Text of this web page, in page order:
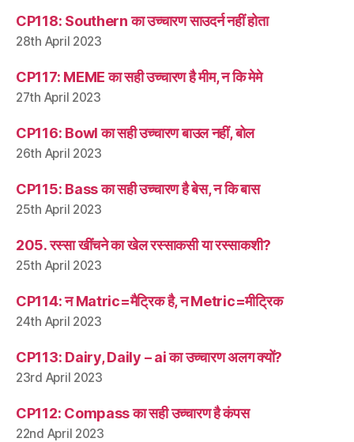
CP118: Southern का उच्चारण साउदर्न नहीं होता
28th April 2023
CP117: MEME का सही उच्चारण है मीम, न कि मेमे
27th April 2023
CP116: Bowl का सही उच्चारण बाउल नहीं, बोल
26th April 2023
CP115: Bass का सही उच्चारण है बेस, न कि बास
25th April 2023
205. रस्सा खींचने का खेल रस्साकसी या रस्साकशी?
25th April 2023
CP114: न Matric=मैट्रिक है, न Metric=मीट्रिक
24th April 2023
CP113: Dairy, Daily – ai का उच्चारण अलग क्यों?
23rd April 2023
CP112: Compass का सही उच्चारण है कंपस
22nd April 2023